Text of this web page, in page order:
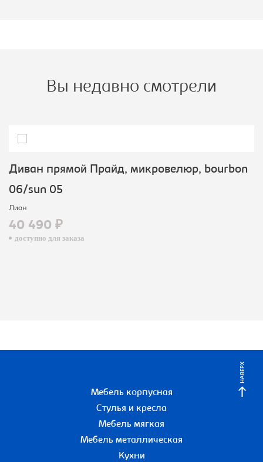
Вы недавно смотрели
Диван прямой Прайд, микровелюр, bourbon
06/sun 05
Лион
40 490 ₽
доступно для заказа
НАВЕРХ
Мебель корпусная
Стулья и кресла
Мебель мягкая
Мебель металлическая
Кухни